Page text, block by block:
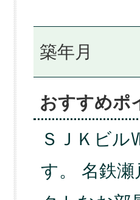
築年月
おすすめポ
ＳＪＫビ
す。 名鉄